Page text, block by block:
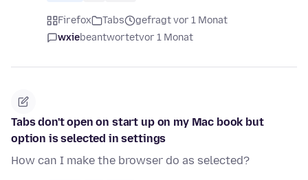
Firefox Tabs
gefragt vor 1 Monat
wxiebeantwortetvor 1 Monat
Tabs don't open on start up on my Mac book but
option is selected in settings
How can I make the browser do as selected?